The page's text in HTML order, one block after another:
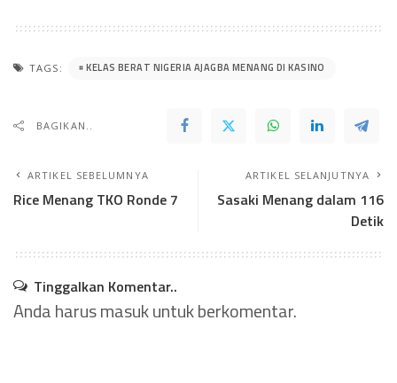
TAGS: KELAS BERAT NIGERIA AJAGBA MENANG DI KASINO
BAGIKAN..
ARTIKEL SEBELUMNYA
Rice Menang TKO Ronde 7
ARTIKEL SELANJUTNYA
Sasaki Menang dalam 116
Detik
Tinggalkan Komentar..
Anda harusmasukuntuk berkomentar.